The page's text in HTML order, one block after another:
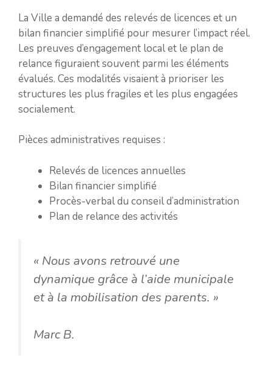
La Ville a demandé des relevés de licences et un
bilan financier simplifié pour mesurer l’impact réel.
Les preuves d’engagement local et le plan de
relance figuraient souvent parmi les éléments
évalués. Ces modalités visaient à prioriser les
structures les plus fragiles et les plus engagées
socialement.
Pièces administratives requises :
Relevés de licences annuelles
Bilan financier simplifié
Procès-verbal du conseil d’administration
Plan de relance des activités
« Nous avons retrouvé une
dynamique grâce à l’aide municipale
et à la mobilisation des parents. »
Marc B.